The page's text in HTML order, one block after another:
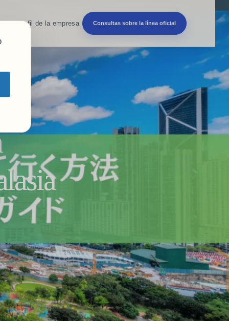
blogPerfil de la empresa Consultas sobre la línea oficial